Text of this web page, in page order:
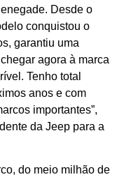
Desde o
conquistou o
garantiu uma
agora à marca
Tenho total
anos e com
importantes”,
da Jeep para a
do meio milhão de